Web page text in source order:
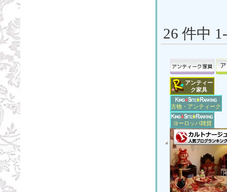
26 件中
アンティー
ク家具
古物・アンティーク
ヨーロッパ雑貨